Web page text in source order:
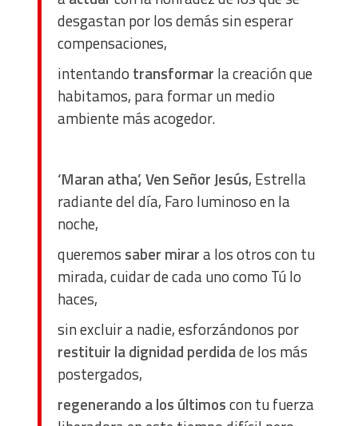
desgastan por los demás sin esperar
compensaciones,
intentando transformar la creación que
habitamos, para formar un medio
ambiente más acogedor.
‘Maran atha’, Ven Señor Jesús, Estrella
radiante del día, Faro luminoso en la
noche,
queremos saber mirara los otros con tu
mirada, cuidar de cada uno como Tú lo
haces,
sin excluir a nadie, esforzándonos por
restituir la dignidad perdidade los más
postergados,
regenerando a los últimoscon tu fuerza
Measure content performance
Understand audiences through statistics or combinations
of data from different sources
Use limited data to select content
IAB Special Features:
Identify devices based on information actively requested
Non-IAB processing purposes:
Essential
Analytical